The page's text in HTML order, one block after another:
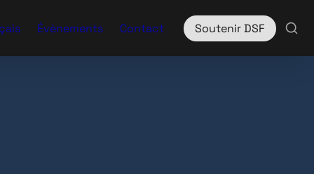
Évènements Contact Soutenir DSF